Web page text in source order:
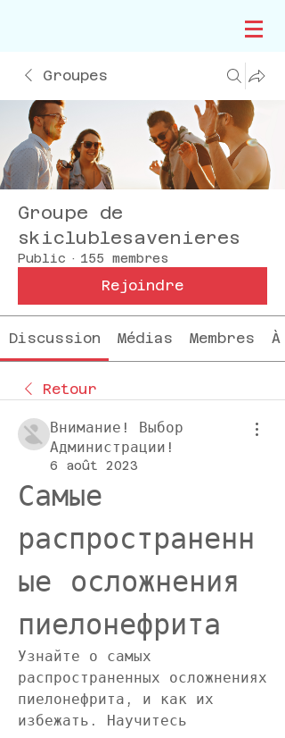
Groupes
Groupe de
skiclublesavenieres
Public · 155 membres
Rejoindre
Discussion Médias Membres
Retour
Внимание! Выбор
Администрации!
6 août 2023
Самые
распространенн
ые осложнения
пиелонефрита
Узнайте о самых
распространенных осложнениях
пиелонефрита, и как их
избежать. Научитесь